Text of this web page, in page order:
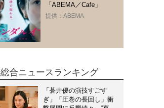
「ABEMA／Cafe」
提供：ABEMA
総合ニュースランキング
「蒼井優の演技すごす
ぎ」「圧巻の長回し」衝